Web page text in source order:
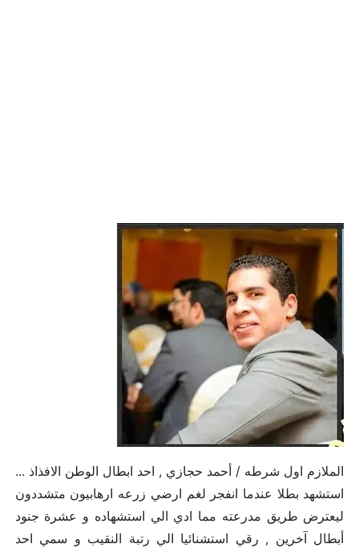
الملازم اول شرطه / أحمد حجازي , احد ابطال الوطن الافذاذ ...
استشهد بطلا عندما انفجر لغم ارضي زرعه ارهابيون متشددون
ليعترض طريق مدرعته مما ادي الي استشهاده و عشرة جنود
أبطال آخرين , رقي استشنائيا الي رتبة النقيب و سمي احد